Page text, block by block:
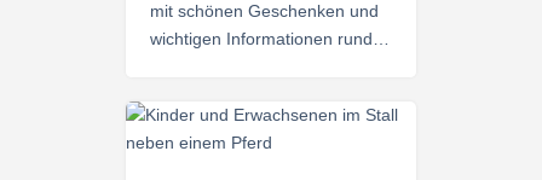
mit schönen Geschenken und
wichtigen Informationen rund…